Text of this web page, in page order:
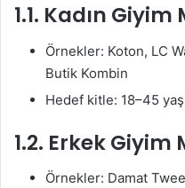
1.1. Kadın
Örnekler: Koton, LC
Butik Kombin
Hedef kitle: 18–45
1.2. Erkek Giyim
Örnekler: Damat